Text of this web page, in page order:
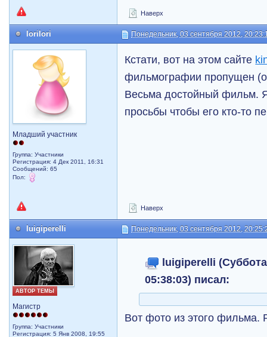
Наверх
lorilori Понедельник, 03 сентября 2012,
Младший участник
Группа: Участники
Регистрация: 4 Дек 2011, 16:31
Сообщений: 65
Пол:
Кстати, вот на этом сайте
фильмографии пропущен
Весьма достойный фильм.
просьбы чтобы его кто-то
Наверх
luigiperelli Понедельник, 03 сентября 2012,
АВТОР ТЕМЫ
Магистр
Группа: Участники
Регистрация: 5 Янв 2008, 19:55
luigiperelli
05:38:03) писал:
Вот фото из этого